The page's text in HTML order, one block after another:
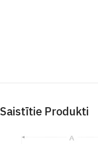
Saistītie Produkti